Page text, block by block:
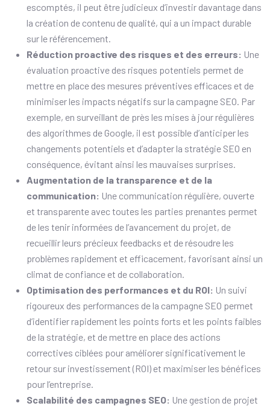
escomptés, il peut être judicieux d’investir davantage dans
la création de contenu de qualité, qui a un impact durable
sur le référencement.
Réduction proactive des risques et des erreurs: Une
évaluation proactive des risques potentiels permet de
mettre en place des mesures préventives efficaces et de
minimiser les impacts négatifs sur la campagne SEO. Par
exemple, en surveillant de près les mises à jour régulières
des algorithmes de Google, il est possible d’anticiper les
changements potentiels et d’adapter la stratégie SEO en
conséquence, évitant ainsi les mauvaises surprises.
Augmentation de la transparence et de la
communication: Une communication régulière, ouverte
et transparente avec toutes les parties prenantes permet
de les tenir informées de l’avancement du projet, de
recueillir leurs précieux feedbacks et de résoudre les
problèmes rapidement et efficacement, favorisant ainsi un
climat de confiance et de collaboration.
Optimisation des performances et du ROI: Un suivi
rigoureux des performances de la campagne SEO permet
d’identifier rapidement les points forts et les points faibles
de la stratégie, et de mettre en place des actions
correctives ciblées pour améliorer significativement le
retour sur investissement (ROI) et maximiser les bénéfices
pour l’entreprise.
Scalabilité des campagnes SEO: Une gestion de projet